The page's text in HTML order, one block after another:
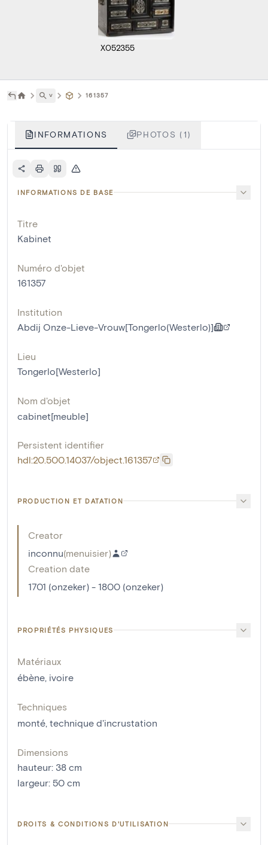
X052355
˅ 161357
INFORMATIONS PHOTOS (1)
INFORMATIONS DE BASE
Titre
Kabinet
Numéro d'objet
161357
Institution
Abdij Onze-Lieve-Vrouw[Tongerlo(Westerlo)]
Lieu
Tongerlo[Westerlo]
Nom d'objet
cabinet[meuble]
Persistent identifier
hdl:20.500.14037/object.161357
PRODUCTION ET DATATION
Creator
inconnu(menuisier)
Creation date
1701 (onzeker) - 1800 (onzeker)
PROPRIÉTÉS PHYSIQUES
Matériaux
ébène ivoire
Techniques
monté technique d'incrustation
Dimensions
hauteur: 38 cm
largeur: 50 cm
DROITS & CONDITIONS D'UTILISATION